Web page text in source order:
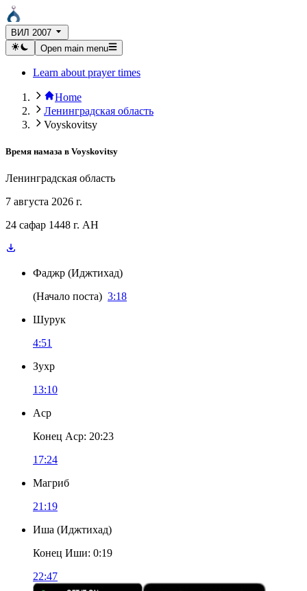
ВИЛ 2007
Open main menu
Learn about prayer times
Home
Ленинградская область
Voyskovitsy
Время намаза в Voyskovitsy
Ленинградская область
7 августа 2026 г.
24 сафар 1448 г. AH
Фаджр (Иджтихад)
(Начало поста) 3:18
Шурук
4:51
Зухр
13:10
Аср
Конец Аср: 20:23
17:24
Магриб
21:19
Иша (Иджтихад)
Конец Иши: 0:19
22:47